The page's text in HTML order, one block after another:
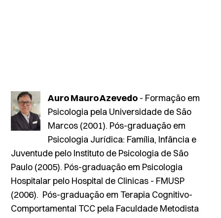
Auro Mauro Azevedo - Formação em
Psicologia pela Universidade de São
Marcos (2001). Pós-graduação em
Psicologia Jurídica: Família, Infância e
Juventude pelo Instituto de Psicologia de São
Paulo (2005). Pós-graduação em Psicologia
Hospitalar pelo Hospital de Clinicas - FMUSP
(2006). Pós-graduação em Terapia Cognitivo-
Comportamental TCC pela Faculdade Metodista